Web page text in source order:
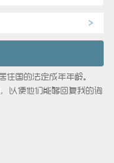
住国的法定成年年龄。
以便他们能够回复我的询